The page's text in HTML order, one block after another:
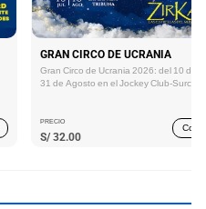
GRAN CIRCO DE UCRANIA
Gran Circo de Ucrania 2026: del 10 de
31 de Agosto en el Jockey Club-Surco
PRECIO
S/ 32.00